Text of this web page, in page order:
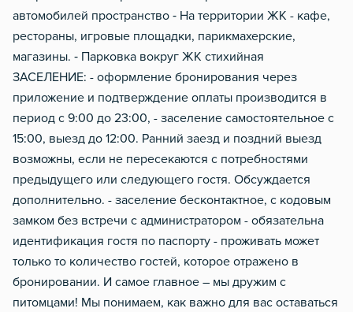
автомобилей пространство ⁃ На территории ЖК - кафе,
рестораны, игровые площадки, парикмахерские,
магазины. ⁃ Парковка вокруг ЖК стихийная
ЗАСЕЛЕНИЕ: - оформление бронирования через
приложение и подтверждение оплаты производится в
период с 9:00 до 23:00, - заселение самостоятельное с
15:00, выезд до 12:00. Ранний заезд и поздний выезд
возможны, если не пересекаются с потребностями
предыдущего или следующего гостя. Обсуждается
дополнительно. - заселение бесконтактное, с кодовым
замком без встречи с администратором - обязательна
идентификация гостя по паспорту - проживать может
только то количество гостей, которое отражено в
бронировании. И самое главное – мы дружим с
питомцами! Мы понимаем, как важно для вас оставаться